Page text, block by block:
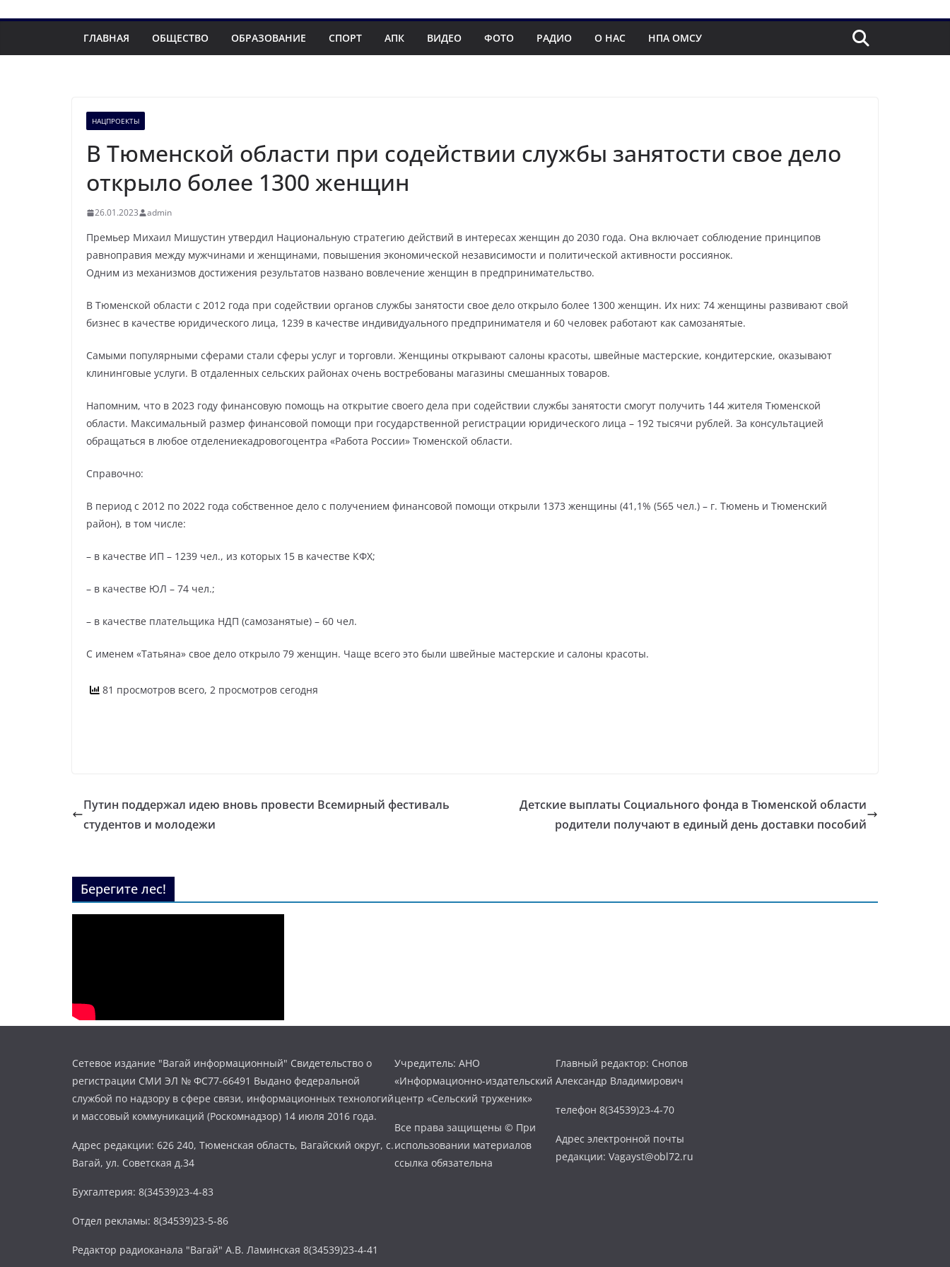
ГЛАВНАЯ ОБЩЕСТВО ОБРАЗОВАНИЕ СПОРТ АПК ВИДЕО ФОТО РАДИО О НАС НПА ОМСУ
НАЦПРОЕКТЫ
В Тюменской области при содействии службы занятости свое дело
открыло более 1300 женщин
26.01.2023 admin
Премьер Михаил Мишустин утвердил Национальную стратегию действий в интересах женщин до 2030 года. Она включает соблюдение принципов
равноправия между мужчинами и женщинами, повышения экономической независимости и политической активности россиянок.
Одним из механизмов достижения результатов названо вовлечение женщин в предпринимательство.
В Тюменской области с 2012 года при содействии органов службы занятости свое дело открыло более 1300 женщин. Их них: 74 женщины развивают свой
бизнес в качестве юридического лица, 1239 в качестве индивидуального предпринимателя и 60 человек работают как самозанятые.
Самыми популярными сферами стали сферы услуг и торговли. Женщины открывают салоны красоты, швейные мастерские, кондитерские, оказывают
клининговые услуги. В отдаленных сельских районах очень востребованы магазины смешанных товаров.
Напомним, что в 2023 году финансовую помощь на открытие своего дела при содействии службы занятости смогут получить 144 жителя Тюменской
области. Максимальный размер финансовой помощи при государственной регистрации юридического лица – 192 тысячи рублей. За консультацией
обращаться в любое отделениекадровогоцентра «Работа России» Тюменской области.
Справочно:
В период с 2012 по 2022 года собственное дело с получением финансовой помощи открыли 1373 женщины (41,1% (565 чел.) – г. Тюмень и Тюменский
район), в том числе:
– в качестве ИП – 1239 чел., из которых 15 в качестве КФХ;
– в качестве ЮЛ – 74 чел.;
– в качестве плательщика НДП (самозанятые) – 60 чел.
С именем «Татьяна» свое дело открыло 79 женщин. Чаще всего это были швейные мастерские и салоны красоты.
81 просмотров всего, 2 просмотров сегодня
Путин поддержал идею вновь провести Всемирный фестиваль
студентов и молодежи
Детские выплаты Социального фонда в Тюменской области
родители получают в единый день доставки пособий
Берегите лес!
Сетевое издание "Вагай информационный" Свидетельство о
регистрации СМИ ЭЛ № ФС77-66491 Выдано федеральной
службой по надзору в сфере связи, информационных технологий
и массовый коммуникаций (Роскомнадзор) 14 июля 2016 года.
Адрес редакции: 626 240, Тюменская область, Вагайский округ, с.
Вагай, ул. Советская д.34
Бухгалтерия: 8(34539)23-4-83
Отдел рекламы: 8(34539)23-5-86
Редактор радиоканала "Вагай" А.В. Ламинская 8(34539)23-4-41
Учредитель: АНО
«Информационно-издательский
центр «Сельский труженик»
Все права защищены © При
использовании материалов
ссылка обязательна
Главный редактор: Снопов
Александр Владимирович
телефон 8(34539)23-4-70
Адрес электронной почты
редакции: Vagayst@obl72.ru